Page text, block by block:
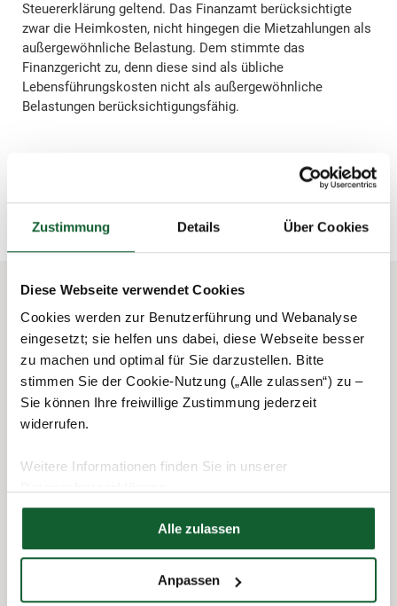
Zustimmung Details Über Cookies
Diese Webseite verwendet Cookies
Cookies werden zur Benutzerführung und Webanalyse
eingesetzt; sie helfen uns dabei, diese Webseite besser
zu machen und optimal für Sie darzustellen. Bitte
stimmen Sie der Cookie-Nutzung („Alle zulassen“) zu –
Sie können Ihre freiwillige Zustimmung jederzeit
widerrufen.
Weitere Informationen finden Sie in unserer
Hier finden Sie unserImpressum
Alle zulassen
Anpassen
Steuererklärung geltend. Das Finanzamt berücksichtigte
zwar die Heimkosten, nicht hingegen die Mietzahlungen als
außergewöhnliche Belastung. Dem stimmte das
Finanzgericht zu, denn diese sind als übliche
Lebensführungskosten nicht als außergewöhnliche
Belastungen berücksichtigungsfähig.
Das könnte Sie auch interessieren
03.06.2014
Pflegepauschbetrag: Wie ist der Abzug